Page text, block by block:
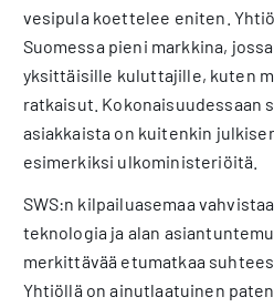
vesipula koettelee eniten.
Suomessa pieni markkina,
yksittäisille kuluttajille, kuten
ratkaisut. Kokonaisuudessaan
asiakkaista on kuitenkin
esimerkiksi ulkoministeriöitä.
SWS:n kilpailuasemaa
teknologia ja alan
merkittävää etumatkaa
Yhtiöllä on ainutlaatuinen